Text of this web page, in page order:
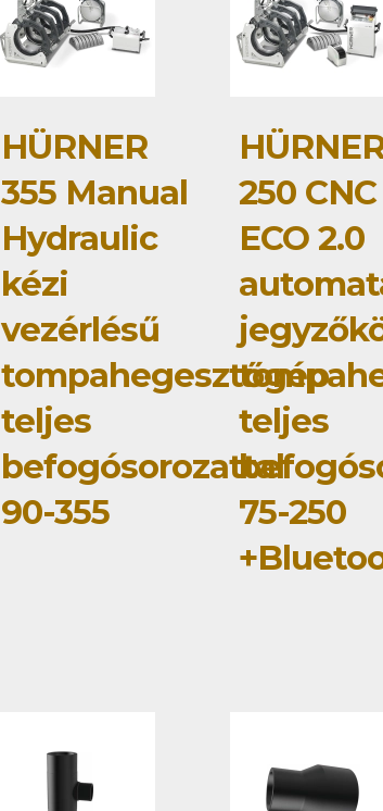
HÜRNER
355 Manual
Hydraulic
kézi
vezérlésű
tompahegesztőgép
teljes
befogósorozattal
90-355
250 CNC
ECO 2.0
teljes
75-250